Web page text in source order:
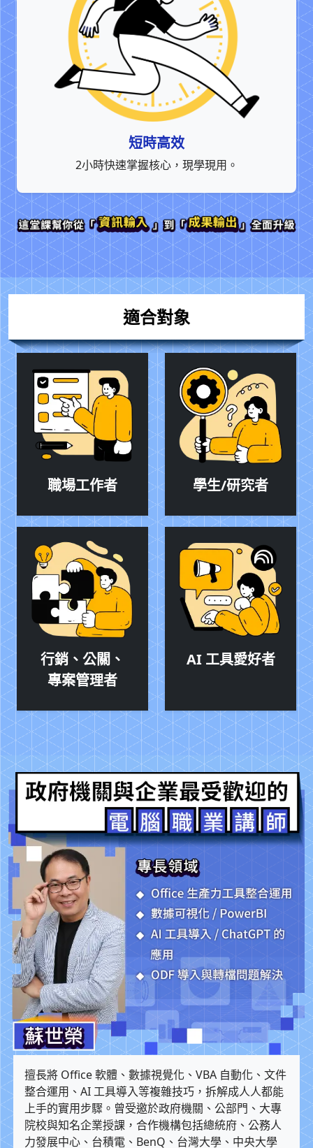
短時高效
2小時快速掌握核心，現學現用。
適合對象
職場工作者 學生/研究者
行銷、公關、
專案管理者
AI 工具愛好者
擅長將 Office 軟體、數據視覺化、VBA 自動化、文件
整合運用、AI 工具導入等複雜技巧，拆解成人人都能
上手的實用步驟。曾受邀於政府機關、公部門、大專
院校與知名企業授課，合作機構包括總統府、公務人
力發展中心、台積電、BenQ、台灣大學、中央大學